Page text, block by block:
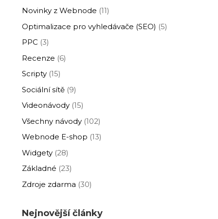
Novinky z Webnode (11)
Optimalizace pro vyhledávače (SEO) (5)
PPC (3)
Recenze (6)
Scripty(15)
Sociální sítě(9)
Videonávody(15)
Všechny návody(102)
Webnode E-shop (13)
Widgety(28)
Základné (23)
Zdroje zdarma (30)
Nejnovější články